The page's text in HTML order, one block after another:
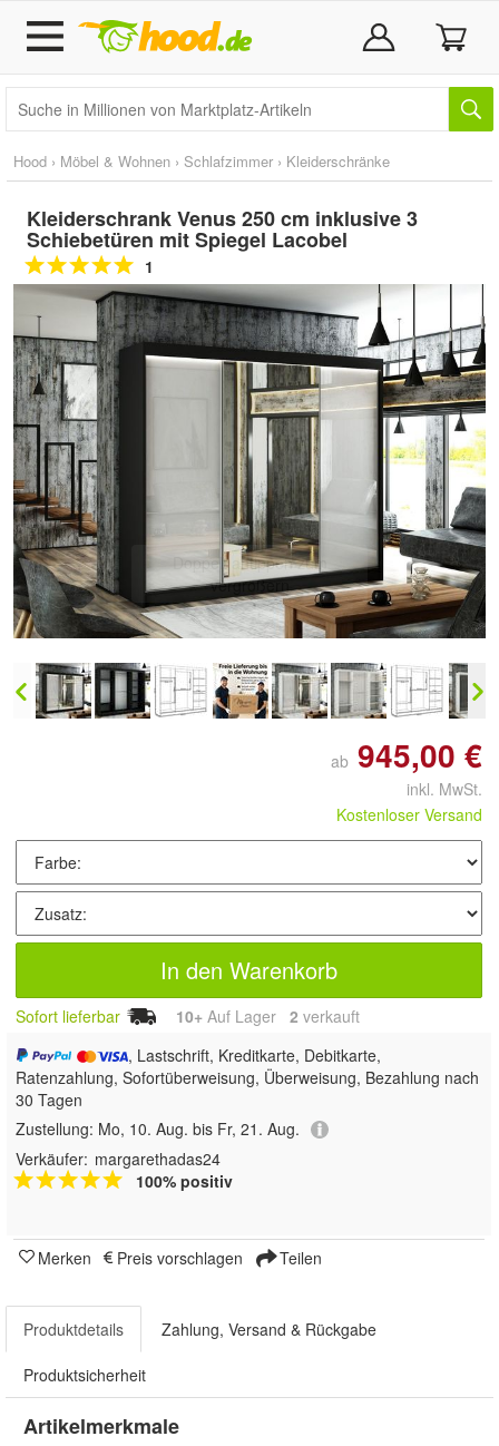
Hood › Möbel & Wohnen › Schlafzimmer › Kleiderschränke
Kleiderschrank Venus 250 cm inklusive 3
Schiebetüren mit Spiegel Lacobel
1
Doppelt antippen zum
vergrößern
ab 945,00 €
inkl. MwSt.
Kostenloser Versand
In den Warenkorb
Sofort lieferbar 10+ Auf Lager 2 verkauft
, Lastschrift, Kreditkarte, Debitkarte,
Ratenzahlung, Sofortüberweisung, Überweisung, Bezahlung nach
30 Tagen
Zustellung: Mo, 10. Aug. bis Fr, 21. Aug.
Verkäufer: margarethadas24
100% positiv
Merken Preis vorschlagen Teilen
Produktdetails Zahlung, Versand & Rückgabe
Produktsicherheit
Artikelmerkmale